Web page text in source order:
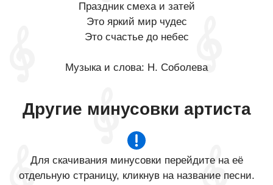
Праздник смеха и затей
Это яркий мир чудес
Это счастье до небес
Музыка и слова: Н. Соболева
Другие минусовки артиста
Для скачивания минусовки перейдите на её
отдельную страницу, кликнув на название песни.